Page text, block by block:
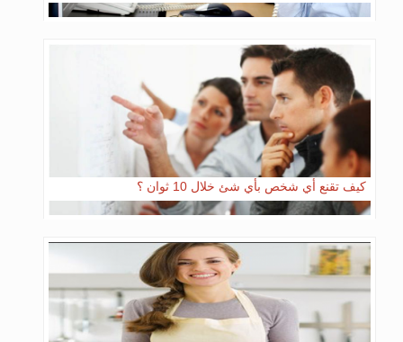
كيف تقنع أي شخص بأي شئ خلال 10 ثوان ؟